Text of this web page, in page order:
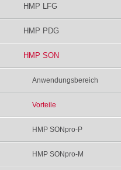
HMP LFG
HMP PDG
HMP SON
Anwendungsbereich
Vorteile
HMP SONpro-P
HMP SONpro-M